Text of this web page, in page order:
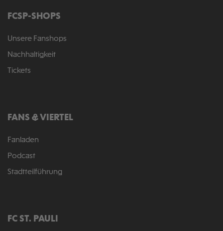
FCSP-SHOPS
Unsere Fanshops
Nachhaltigkeit
Tickets
FANS & VIERTEL
Fanladen
Podcast
Stadtteilführung
FC ST. PAULI